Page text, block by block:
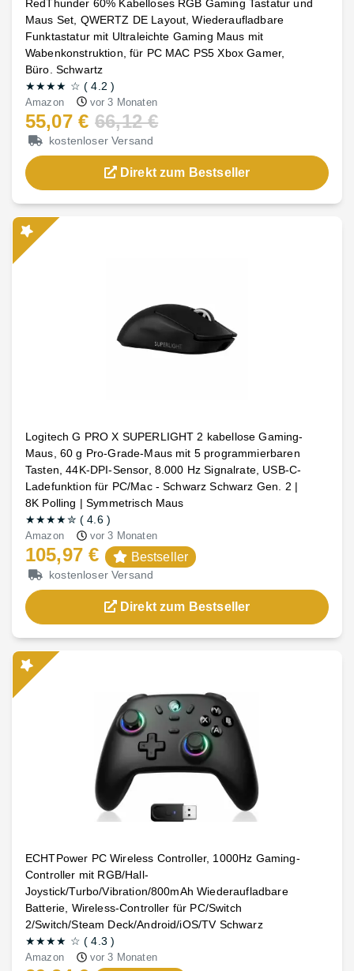
RedThunder 60% Kabelloses RGB Gaming Tastatur und
Maus Set, QWERTZ DE Layout, Wiederaufladbare
Funktastatur mit Ultraleichte Gaming Maus mit
Wabenkonstruktion, für PC MAC PS5 Xbox Gamer,
Büro. Schwartz
★★★★ ☆ (4.2 )
Amazon vor 3 Monaten
55,07 € 66,12 €
kostenloser Versand
Direkt zum Bestseller
Logitech G PRO X SUPERLIGHT 2 kabellose Gaming-
Maus, 60 g Pro-Grade-Maus mit 5 programmierbaren
Tasten, 44K-DPI-Sensor, 8.000 Hz Signalrate, USB-C-
Ladefunktion für PC/Mac - Schwarz Schwarz Gen. 2 |
8K Polling | Symmetrisch Maus
★★★★✮ (4.6)
Amazon vor 3 Monaten
105,97 € Bestseller
kostenloser Versand
Direkt zum Bestseller
ECHTPower PC Wireless Controller, 1000Hz Gaming-
Controller mit RGB/Hall-
Joystick/Turbo/Vibration/800mAh Wiederaufladbare
Batterie, Wireless-Controller für PC/Switch
2/Switch/Steam Deck/Android/iOS/TV Schwarz
★★★★ ☆ (4.3 )
Amazon vor 3 Monaten